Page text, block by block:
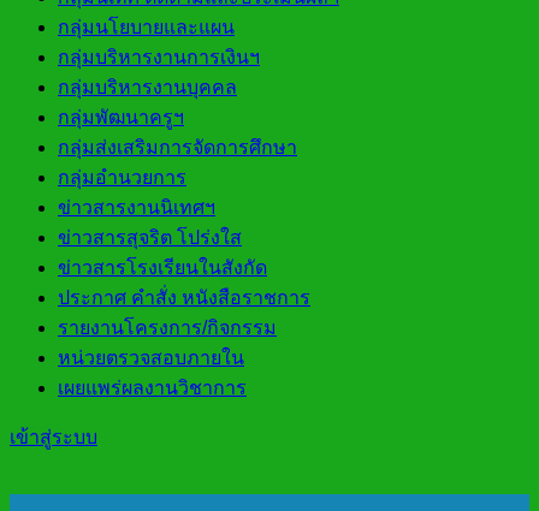
กลุ่มนโยบายและแผน
กลุ่มบริหารงานการเงินฯ
กลุ่มบริหารงานบุคคล
กลุ่มพัฒนาครูฯ
กลุ่มส่งเสริมการจัดการศึกษา
กลุ่มอำนวยการ
ข่าวสารงานนิเทศฯ
ข่าวสารสุจริต โปร่งใส
ข่าวสารโรงเรียนในสังกัด
ประกาศ คำสั่ง หนังสือราชการ
รายงานโครงการ/กิจกรรม
หน่วยตรวจสอบภายใน
เผยแพร่ผลงานวิชาการ
เข้าสู่ระบบ